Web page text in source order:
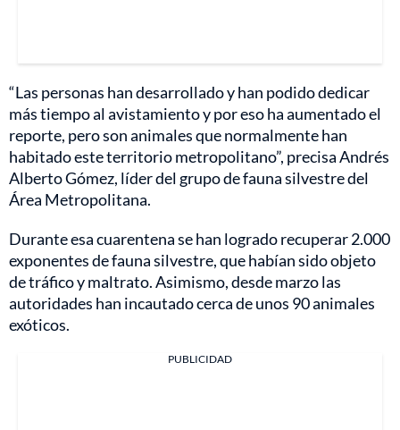
“Las personas han desarrollado y han podido dedicar
más tiempo al avistamiento y por eso ha aumentado el
reporte, pero son animales que normalmente han
habitado este territorio metropolitano”, precisa Andrés
Alberto Gómez, líder del grupo de fauna silvestre del
Área Metropolitana.
Durante esa cuarentena se han logrado recuperar 2.000
exponentes de fauna silvestre, que habían sido objeto
de tráfico y maltrato. Asimismo, desde marzo las
autoridades han incautado cerca de unos 90 animales
exóticos.
PUBLICIDAD